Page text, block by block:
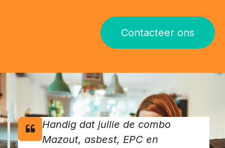
Contacteer ons
Handig dat jullie de combo
Mazout, asbest, EPC en